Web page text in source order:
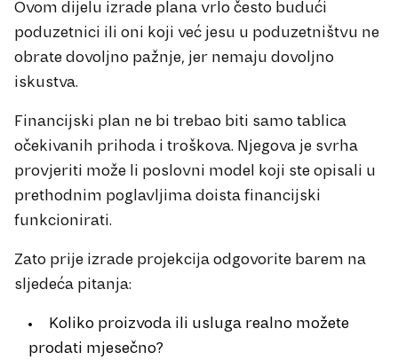
Ovom dijelu izrade plana vrlo često budući
poduzetnici ili oni koji već jesu u poduzetništvu ne
obrate dovoljno pažnje, jer nemaju dovoljno
iskustva.
Financijski plan ne bi trebao biti samo tablica
očekivanih prihoda i troškova. Njegova je svrha
provjeriti može li poslovni model koji ste opisali u
prethodnim poglavljima doista financijski
funkcionirati.
Zato prije izrade projekcija odgovorite barem na
sljedeća pitanja:
Koliko proizvoda ili usluga realno možete
prodati mjesečno?